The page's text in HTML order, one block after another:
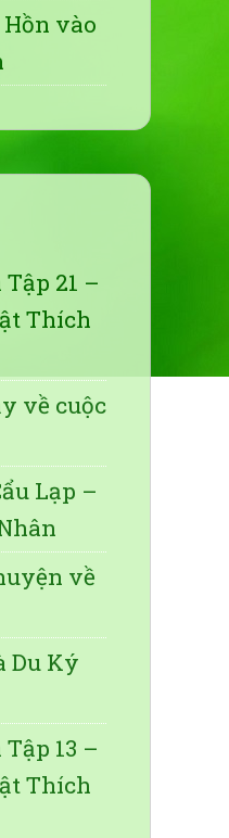
vào
21 –
Thích
về cuộc
Lạp –
về
Du Ký
13 –
Thích